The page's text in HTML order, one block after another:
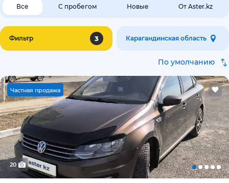
Все С пробегом Новые От Aster.kz
Фильтр 3 Карагандинская область
По умолчанию
Частная продажа
20